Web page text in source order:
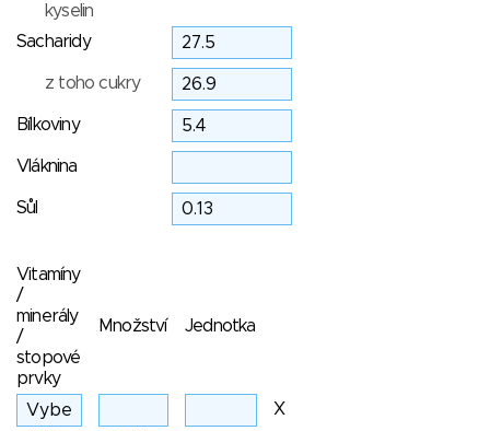
kyselin
Sacharidy
z toho cukry
Bílkoviny
Vláknina
Sůl
Vitamíny
/
minerály
/
stopové
prvky
Množství Jednotka
X